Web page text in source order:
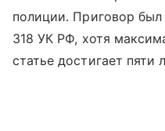
полиции. Приговор был
318 УК РФ, хотя
статье достигает